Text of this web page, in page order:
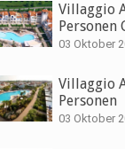
Villaggio
Personen
03 Oktober
Villaggio
Personen
03 Oktober